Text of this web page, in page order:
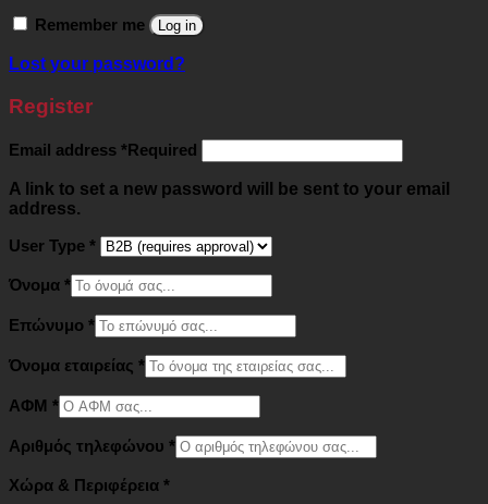
Remember me Log in
Lost your password?
Register
Email address *Required
A link to set a new password will be sent to your email
address.
User Type *
Όνομα *
Επώνυμο *
Όνομα εταιρείας *
ΑΦΜ *
Αριθμός τηλεφώνου *
Χώρα & Περιφέρεια *